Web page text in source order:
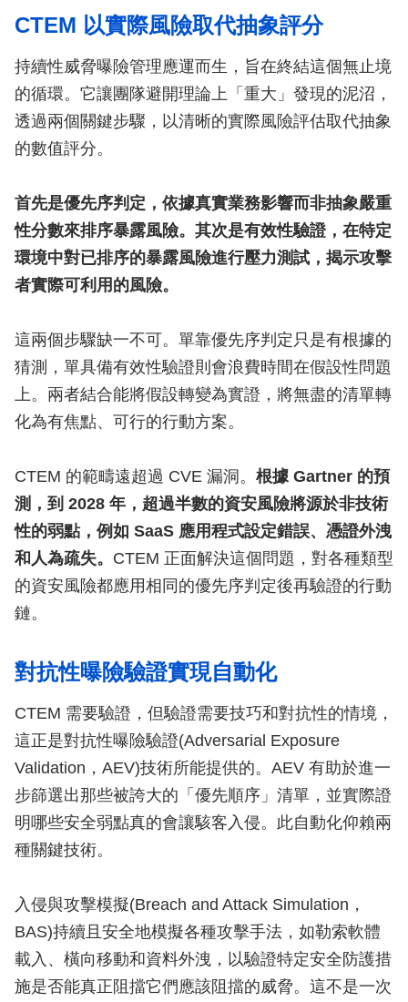
CTEM 以實際風險取代抽象評分
持續性威脅曝險管理應運而生，旨在終結這個無止境
的循環。它讓團隊避開理論上「重大」發現的泥沼，
透過兩個關鍵步驟，以清晰的實際風險評估取代抽象
的數值評分。
首先是優先序判定，依據真實業務影響而非抽象嚴重
性分數來排序暴露風險。其次是有效性驗證，在特定
環境中對已排序的暴露風險進行壓力測試，揭示攻擊
者實際可利用的風險。
這兩個步驟缺一不可。單靠優先序判定只是有根據的
猜測，單具備有效性驗證則會浪費時間在假設性問題
上。兩者結合能將假設轉變為實證，將無盡的清單轉
化為有焦點、可行的行動方案。
CTEM 的範疇遠超過 CVE 漏洞。 根據 Gartner 的預
測，到 2028 年，超過半數的資安風險將源於非技術
性的弱點，例如 SaaS 應用程式設定錯誤、憑證外洩
和人為疏失。 CTEM 正面解決這個問題，對各種類型
的資安風險都應用相同的優先序判定後再驗證的行動
鏈。
對抗性曝險驗證實現自動化
CTEM 需要驗證，但驗證需要技巧和對抗性的情境，
這正是對抗性曝險驗證(Adversarial Exposure
Validation，AEV)技術所能提供的。AEV 有助於進一
步篩選出那些被誇大的「優先順序」清單，並實際證
明哪些安全弱點真的會讓駭客入侵。此自動化仰賴兩
種關鍵技術。
入侵與攻擊模擬(Breach and Attack Simulation，
BAS)持續且安全地模擬各種攻擊手法，如勒索軟體
載入、橫向移動和資料外洩，以驗證特定安全防護措
施是否能真正阻擋它們應該阻擋的威脅。這不是一次